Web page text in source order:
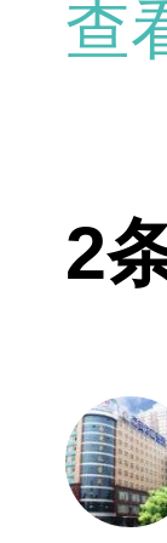
查
2